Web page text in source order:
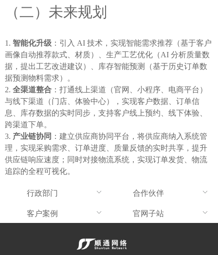
（二）未来规划
智能化升级 ：引入 AI 技术，实现智能需求推荐（基于客户
画像自动推荐款式、材质）、生产工艺优化（AI 分析质量数
据，提出工艺改进建议）、库存智能预测（基于历史订单数
据预测物料需求）。
全渠道整合 ：打通线上渠道（官网、小程序、电商平台）
与线下渠道（门店、体验中心），实现客户数据、订单信
息、库存数据的实时同步，支持客户线上预约、线下体验、
跨渠道下单。
产业链协同 ：建立供应商协同平台，将供应商纳入系统管
理，实现采购需求、订单进度、质量反馈的实时共享，提升
供应链响应速度；同时对接物流系统，实现订单发货、物流
追踪的全程可视化。
行政部门
合作伙伴
客户案例
官网子站